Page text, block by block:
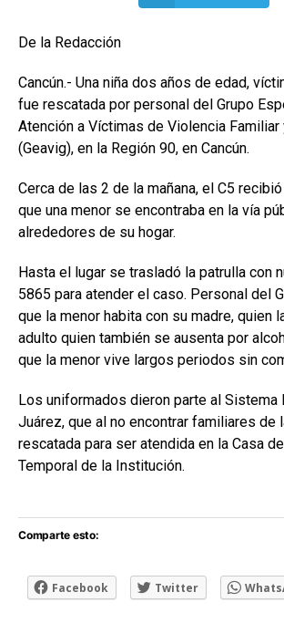
De la Redacción
Cancún.- Una niña dos años de edad,
fue rescatada por personal del Grupo
Atención a Víctimas de Violencia Familiar
(Geavig), en la Región 90, en Cancún.
Cerca de las 2 de la mañana, el C5
que una menor se encontraba en la vía
alrededores de su hogar.
Hasta el lugar se trasladó la patrulla con
5865 para atender el caso. Personal del
que la menor habita con su madre, quien
adulto quien también se ausenta por
que la menor vive largos periodos sin
Los uniformados dieron parte al Sistema
Juárez, que al no encontrar familiares de
rescatada para ser atendida en la Casa
Temporal de la Institución.
Comparte esto:
Facebook Twitter